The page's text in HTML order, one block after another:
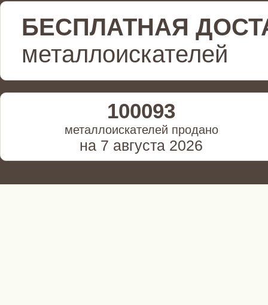
БЕСПЛАТНАЯ
металлоискателей
100093
металлоискателей продано
на 7 августа 2026